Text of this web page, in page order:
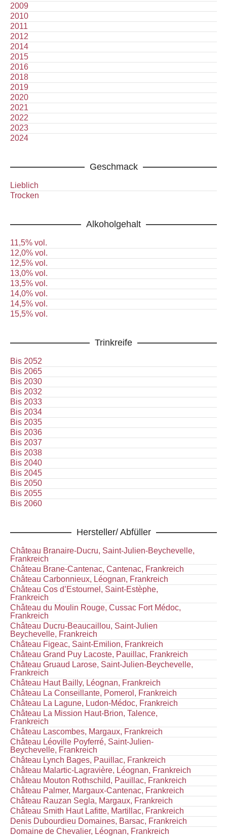
2009
2010
2011
2012
2014
2015
2016
2018
2019
2020
2021
2022
2023
2024
Geschmack
Lieblich
Trocken
Alkoholgehalt
11,5% vol.
12,0% vol.
12,5% vol.
13,0% vol.
13,5% vol.
14,0% vol.
14,5% vol.
15,5% vol.
Trinkreife
Bis 2052
Bis 2065
Bis 2030
Bis 2032
Bis 2033
Bis 2034
Bis 2035
Bis 2036
Bis 2037
Bis 2038
Bis 2040
Bis 2045
Bis 2050
Bis 2055
Bis 2060
Hersteller/ Abfüller
Château Branaire-Ducru, Saint-Julien-Beychevelle,
Frankreich
Château Brane-Cantenac, Cantenac, Frankreich
Château Carbonnieux, Léognan, Frankreich
Château Cos d’Estournel, Saint-Estèphe,
Frankreich
Château du Moulin Rouge, Cussac Fort Médoc,
Frankreich
Château Ducru-Beaucaillou, Saint-Julien
Beychevelle, Frankreich
Château Figeac, Saint-Emilion, Frankreich
Château Grand Puy Lacoste, Pauillac, Frankreich
Château Gruaud Larose, Saint-Julien-Beychevelle,
Frankreich
Château Haut Bailly, Léognan, Frankreich
Château La Conseillante, Pomerol, Frankreich
Château La Lagune, Ludon-Médoc, Frankreich
Château La Mission Haut-Brion, Talence,
Frankreich
Château Lascombes, Margaux, Frankreich
Château Léoville Poyferré, Saint-Julien-
Beychevelle, Frankreich
Château Lynch Bages, Pauillac, Frankreich
Château Malartic-Lagravière, Léognan, Frankreich
Château Mouton Rothschild, Pauillac, Frankreich
Château Palmer, Margaux-Cantenac, Frankreich
Château Rauzan Segla, Margaux, Frankreich
Château Smith Haut Lafitte, Martillac, Frankreich
Denis Dubourdieu Domaines, Barsac, Frankreich
Domaine de Chevalier, Léognan, Frankreich